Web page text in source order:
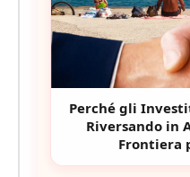
Perché gli
Riversando in
Frontiera